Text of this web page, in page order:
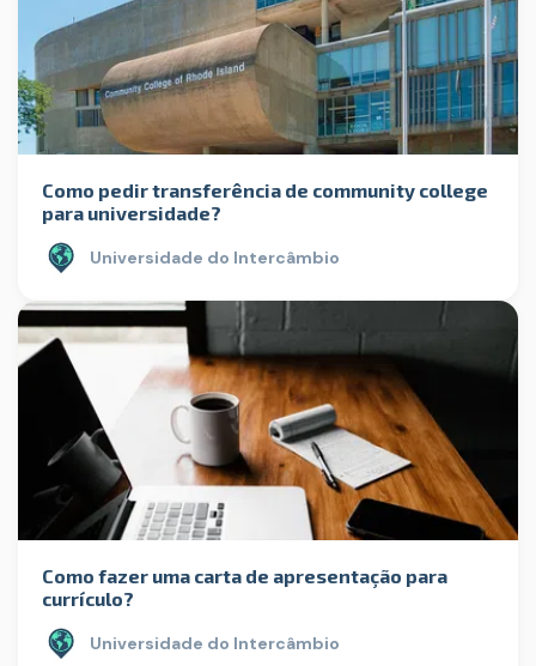
Como pedir transferência de community college
para universidade?
Universidade do Intercâmbio
Como fazer uma carta de apresentação para
currículo?
Universidade do Intercâmbio